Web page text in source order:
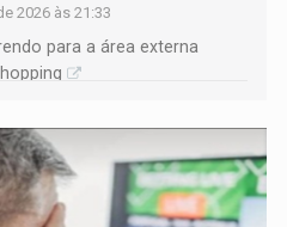
2026 às 21:33
para a área externa